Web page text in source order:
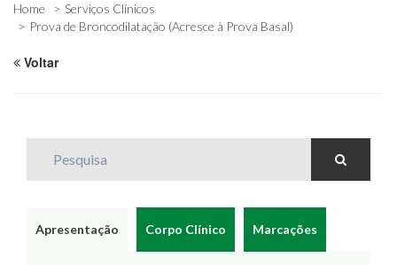
Home
Serviços Clínicos
Prova de Broncodilatação (Acresce à Prova Basal)
Voltar
Apresentação Corpo Clínico Marcações